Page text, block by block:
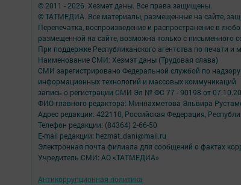
© 2011 - 2026. Хезмәт даны. Все права защищены.
© ТАТМЕДИА. Все материалы, размещенные на сайте,
Перепечатка, воспроизведение и распространение в
размещенной на сайте, возможна только с письменного
При поддержке Республиканского агентства по печати
Наименование СМИ: Хезмэт даны (Трудовая слава)
СМИ зарегистрировано Федеральной службой по надзору
информационных технологий и массовых коммуникаций
запись о регистрации СМИ Эл № ФС 77 - 90198 от
ФИО главного редактора: Миннахметова Эльвира
Адрес редакции: 422110, Российская Федерация,
Телефон редакции: (84364) 2-66-50
E-mail редакции: hezmat_dani@mail.ru
Электронная почта филиала для сообщений о фактах
Учредитель СМИ: АО «ТАТМЕДИА»
Антикоррупционная политика